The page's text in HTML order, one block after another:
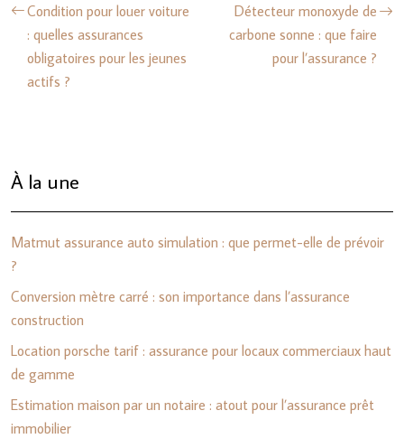
Condition pour louer voiture
: quelles assurances
obligatoires pour les jeunes
actifs ?
Détecteur monoxyde de
carbone sonne : que faire
pour l’assurance ?
À la une
Matmut assurance auto simulation : que permet-elle de prévoir
?
Conversion mètre carré : son importance dans l’assurance
construction
Location porsche tarif : assurance pour locaux commerciaux haut
de gamme
Estimation maison par un notaire : atout pour l’assurance prêt
immobilier